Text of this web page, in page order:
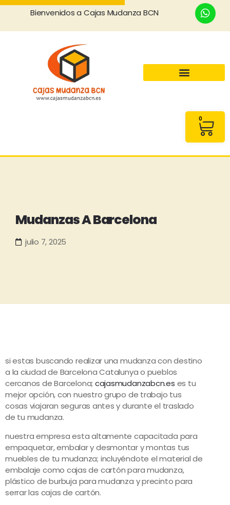
Bienvenidos a Cajas Mudanza BCN
0
Mudanzas A Barcelona
julio 7, 2025
si estas buscando realizar una mudanza con destino
a la ciudad de Barcelona Catalunya o pueblos
cercanos de Barcelona; cajasmudanzabcn.es es tu
mejor opción, con nuestro grupo de trabajo tus
cosas viajaran seguras antes y durante el traslado
de tu mudanza.
nuestra empresa esta altamente capacitada para
empaquetar, embalar y desmontar y montas tus
muebles de tu mudanza; incluyéndote el material de
embalaje como cajas de cartón para mudanza,
plástico de burbuja para mudanza y precinto para
serrar las cajas de cartón.